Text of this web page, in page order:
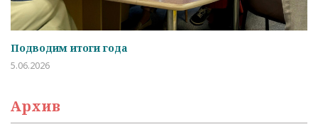
Подводим итоги года
5.06.2026
Архив